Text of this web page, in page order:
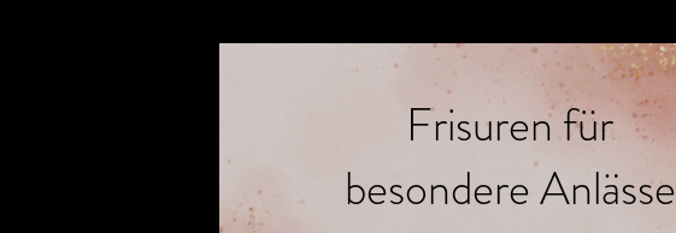
Frisuren für
besondere Anlässe